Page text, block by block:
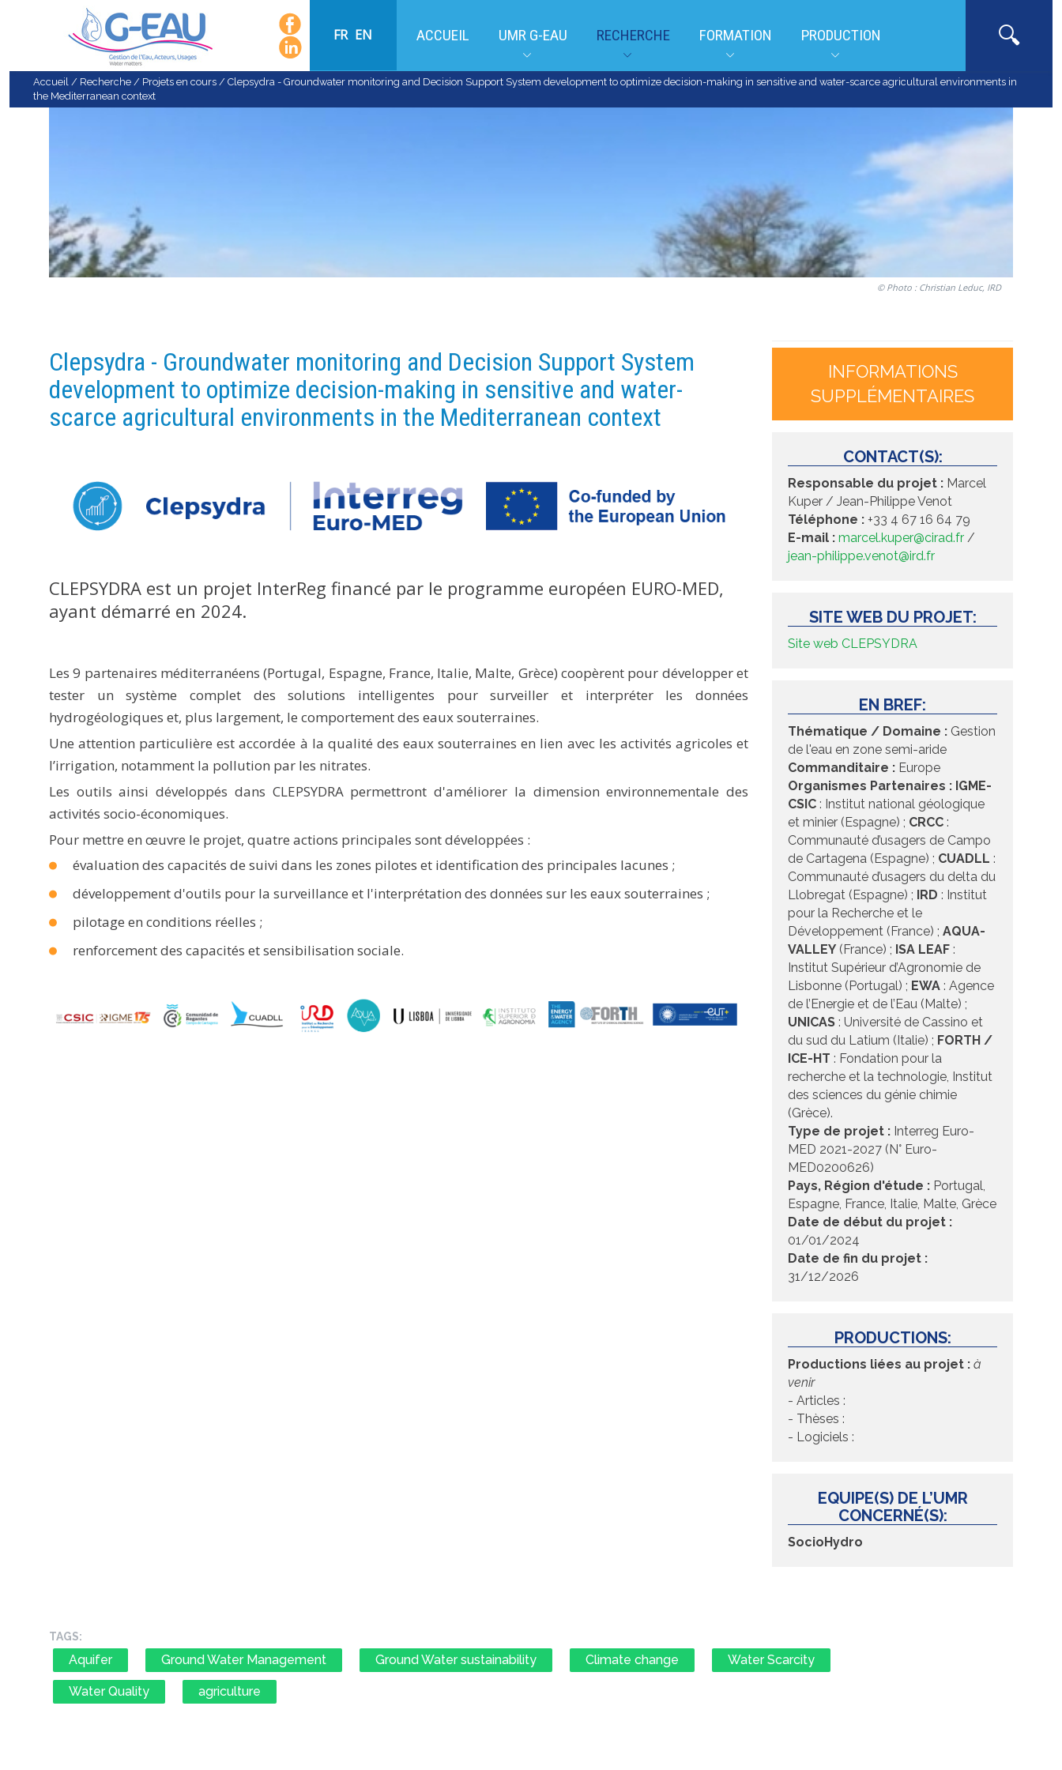
FR EN ACCUEIL UMR G-EAU RECHERCHE FORMATION PRODUCTION
Accueil / Recherche / Projets en cours / Clepsydra - Groundwater monitoring and Decision Support System development to optimize decision-making in sensitive and water-scarce agricultural environments in
the Mediterranean context
© Photo : Christian Leduc, IRD
Clepsydra - Groundwater monitoring and Decision Support System
development to optimize decision-making in sensitive and water-
scarce agricultural environments in the Mediterranean context
CLEPSYDRA est un projet InterReg financé par le programme européen EURO-MED,
ayant démarré en 2024.
Les 9 partenaires méditerranéens (Portugal, Espagne, France, Italie, Malte, Grèce) coopèrent pour développer et
tester un système complet des solutions intelligentes pour surveiller et interpréter les données
hydrogéologiques et, plus largement, le comportement des eaux souterraines.
Une attention particulière est accordée à la qualité des eaux souterraines en lien avec les activités agricoles et
l’irrigation, notamment la pollution par les nitrates.
Les outils ainsi développés dans CLEPSYDRA permettront d'améliorer la dimension environnementale des
activités socio-économiques.
Pour mettre en œuvre le projet, quatre actions principales sont développées :
évaluation des capacités de suivi dans les zones pilotes et identification des principales lacunes ;
développement d'outils pour la surveillance et l'interprétation des données sur les eaux souterraines ;
pilotage en conditions réelles ;
renforcement des capacités et sensibilisation sociale.
INFORMATIONS
SUPPLÉMENTAIRES
CONTACT(S):
Responsable du projet : Marcel
Kuper / Jean-Philippe Venot
Téléphone : +33 4 67 16 64 79
E-mail : marcel.kuper@cirad.fr /
jean-philippe.venot@ird.fr
SITE WEB DU PROJET:
Site web CLEPSYDRA
EN BREF:
Thématique / Domaine : Gestion
de l'eau en zone semi-aride
Commanditaire : Europe
Organismes Partenaires : IGME-
CSIC : Institut national géologique
et minier (Espagne) ; CRCC :
Communauté d’usagers de Campo
de Cartagena (Espagne) ; CUADLL :
Communauté d’usagers du delta du
Llobregat (Espagne) ; IRD : Institut
pour la Recherche et le
Développement (France) ; AQUA-
VALLEY (France) ; ISA LEAF :
Institut Supérieur d’Agronomie de
Lisbonne (Portugal) ; EWA : Agence
de l’Energie et de l’Eau (Malte) ;
UNICAS : Université de Cassino et
du sud du Latium (Italie) ; FORTH /
ICE-HT : Fondation pour la
recherche et la technologie, Institut
des sciences du génie chimie
(Grèce).
Type de projet : Interreg Euro-
MED 2021-2027 (N° Euro-
MED0200626)
Pays, Région d'étude : Portugal,
Espagne, France, Italie, Malte, Grèce
Date de début du projet :
01/01/2024
Date de fin du projet :
31/12/2026
PRODUCTIONS:
Productions liées au projet : à
venir
- Articles :
- Thèses :
- Logiciels :
EQUIPE(S) DE L’UMR
CONCERNÉ(S):
SocioHydro
TAGS:
Aquifer Ground Water Management Ground Water sustainability Climate change Water Scarcity
Water Quality agriculture